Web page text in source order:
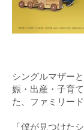
シングルマザー
娠・出産・子育
た、ファミリード
「僕が見つけた